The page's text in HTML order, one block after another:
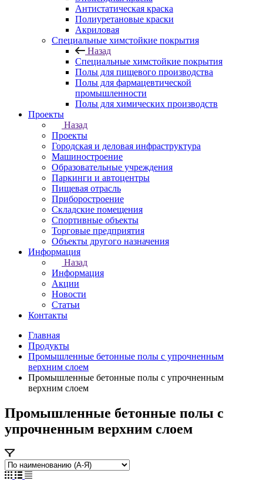
Антистатическая краска
Полиуретановые краски
Акриловая
Специальные химстойкие покрытия
Назад
Специальные химстойкие покрытия
Полы для пищевого производства
Полы для фармацевтической
промышленности
Полы для химических производств
Проекты
Назад
Проекты
Городская и деловая инфраструктура
Машиностроение
Образовательные учреждения
Паркинги и автоцентры
Пищевая отрасль
Приборостроение
Складские помещения
Спортивные объекты
Торговые предприятия
Объекты другого назначения
Информация
Назад
Информация
Акции
Новости
Статьи
Контакты
Главная
Продукты
Промышленные бетонные полы с упрочненным
верхним слоем
Промышленные бетонные полы с упрочненным
верхним слоем
Промышленные бетонные полы с
упрочненным верхним слоем